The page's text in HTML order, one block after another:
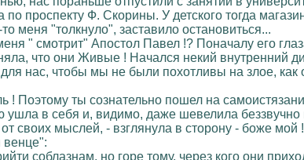
проспекту Ф. Скорины. У детского тогда
меня "толкнуло", заставило остановиться...
" смотрит" Апостол Павел !? Поначалу его
что они Живые ! Начался некий внутренний
нас, чтобы мы не были похотливы на злое,
Поэтому ты сознательно пошел на
ушла в себя и, видимо, даже шевелила
своих мыслей, - взглянула в сторону - боже мой
венце":
соблазнам, но горе тому, через кого они